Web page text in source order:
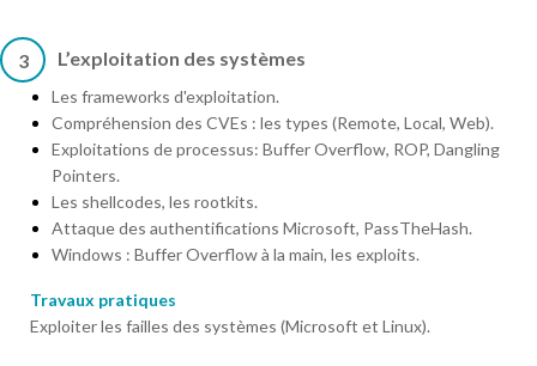
3 L’exploitation des systèmes
Les frameworks d'exploitation.
Compréhension des CVEs : les types (Remote, Local, Web).
Exploitations de processus: Buffer Overflow, ROP, Dangling
Pointers.
Les shellcodes, les rootkits.
Attaque des authentifications Microsoft, PassTheHash.
Windows : Buffer Overflow à la main, les exploits.
Travaux pratiques
Exploiter les failles des systèmes (Microsoft et Linux).